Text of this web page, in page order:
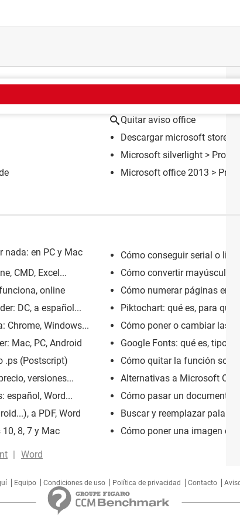
Quitar aviso office
Descargar microsoft store
Microsoft silverlight >
Microsoft office 2013 >
nada: en PC y Mac
Cómo conseguir serial o
CMD, Excel...
Cómo convertir mayúsculas
online
Cómo numerar páginas en
DC, a español...
Piktochart: qué es, para qué
Chrome, Windows...
Cómo poner o cambiar las
Mac, PC, Android
Google Fonts: qué es,
.ps (Postscript)
Cómo quitar la función
versiones...
Alternativas a Microsoft
español, Word...
Cómo pasar un documento
a PDF, Word
Buscar y reemplazar
8, 7 y Mac
Cómo poner una imagen de
Word
Equipo Condiciones de uso Política de privacidad Contacto